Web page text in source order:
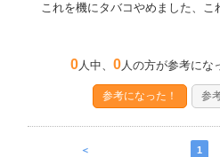
これを機にタバコやめました、こ
0人中、 0人の方が参考にな
参考になった！ 参
＜ 1